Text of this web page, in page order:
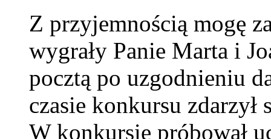
Z przyjemnością mogę
wygrały Panie Marta i
pocztą po uzgodnieniu
czasie konkursu
W konkursie próbował